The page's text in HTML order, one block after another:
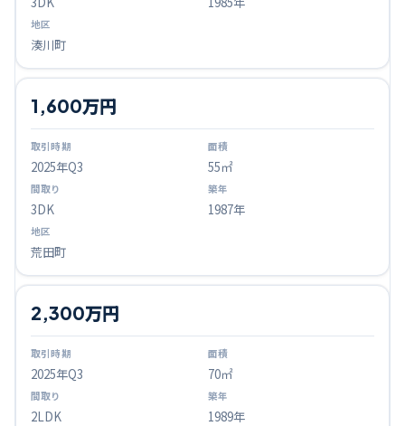
湊川町
2025年Q3
1,600万円
55㎡
3DK 1987年
荒田町
2025年Q3
2,300万円
70㎡
2LDK 1989年